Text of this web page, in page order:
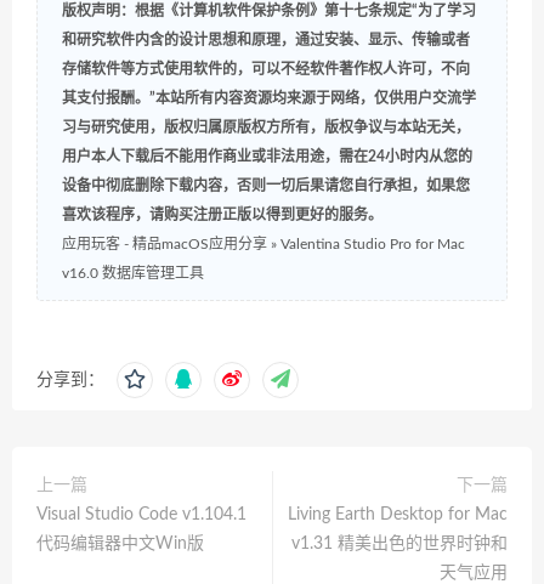
版权声明：根据《计算机软件保护条例》第十七条规定“为了学习
和研究软件内含的设计思想和原理，通过安装、显示、传输或者
存储软件等方式使用软件的，可以不经软件著作权人许可，不向
其支付报酬。”本站所有内容资源均来源于网络，仅供用户交流学
习与研究使用，版权归属原版权方所有，版权争议与本站无关，
用户本人下载后不能用作商业或非法用途，需在24小时内从您的
设备中彻底删除下载内容，否则一切后果请您自行承担，如果您
喜欢该程序，请购买注册正版以得到更好的服务。
应用玩客 - 精品macOS应用分享 » Valentina Studio Pro for Mac
v16.0 数据库管理工具
分享到：
上一篇
Visual Studio Code v1.104.1
代码编辑器中文Win版
下一篇
Living Earth Desktop for Mac
v1.31 精美出色的世界时钟和
天气应用